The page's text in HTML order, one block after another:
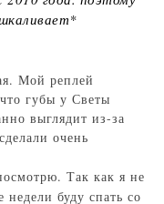
Мой реплей
губы у Светы
выглядит из-за
очень
Так как я не
буду спать со